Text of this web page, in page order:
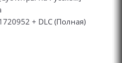
+ DLC (Полная)